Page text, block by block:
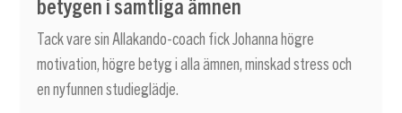
betygen i samtliga ämnen
Tack vare sin Allakando-coach fick Johanna högre
motivation, högre betyg i alla ämnen, minskad stress och
en nyfunnen studieglädje.